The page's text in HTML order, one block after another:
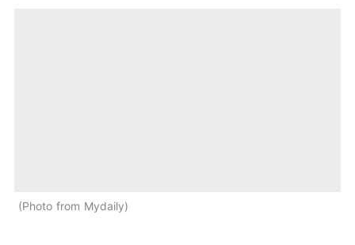
Photo from Mydaily